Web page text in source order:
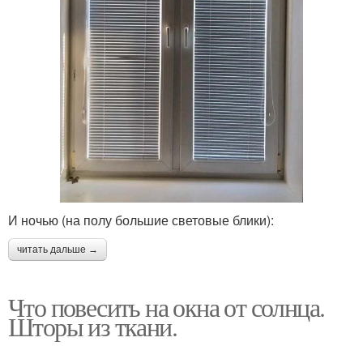
И ночью (на полу большие световые блики):
читать дальше →
Что повесить на окна от солнца.
Шторы из ткани.